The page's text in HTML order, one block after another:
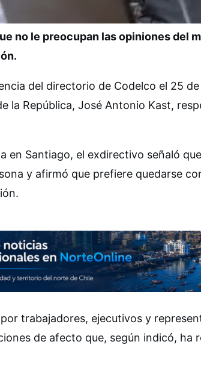
no le preocupan las opiniones del
del directorio de Codelco el 25
la República, José Antonio Kast,
en Santiago, el exdirectivo señaló
y afirmó que prefiere quedarse
trabajadores, ejecutivos y
de afecto que, según indicó, ha